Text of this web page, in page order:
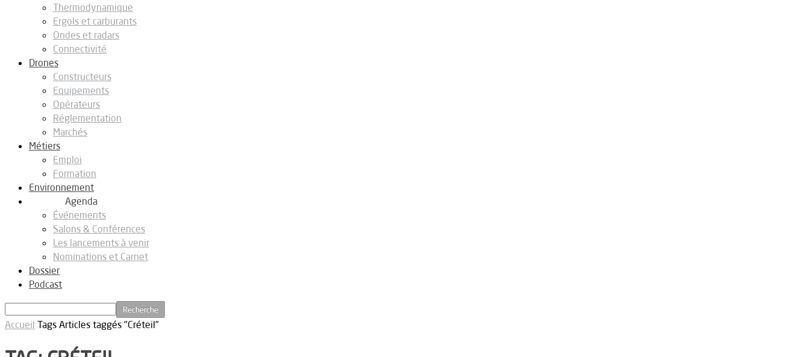
Thermodynamique
Ergols et carburants
Ondes et radars
Connectivité
Drones
Constructeurs
Equipements
Opérateurs
Réglementation
Marchés
Métiers
Emploi
Formation
Environnement
Agenda
Événements
Salons & Conférences
Les lancements à venir
Nominations et Carnet
Dossier
Podcast
Accueil Tags Articles taggés "Créteil"